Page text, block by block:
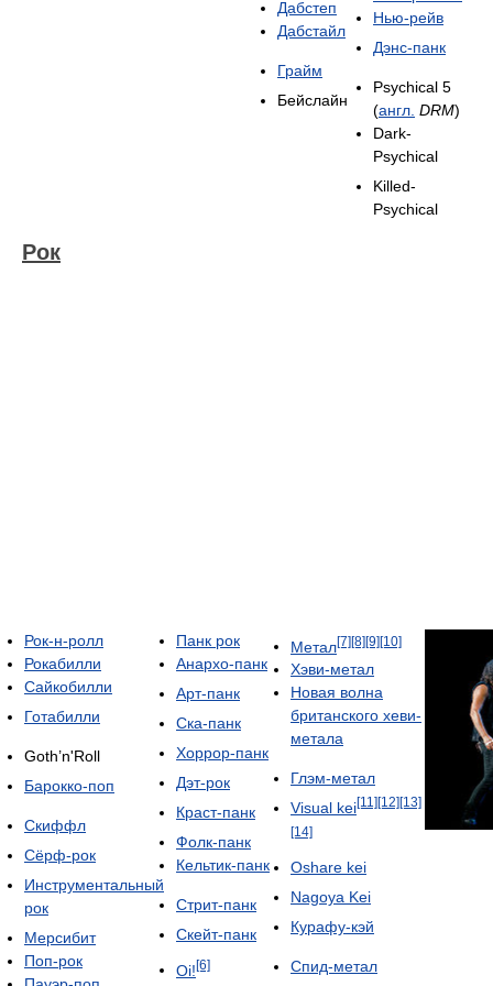
Дабстеп
Дабстайл
Грайм
Бейслайн
Нью-рейв
Дэнс-панк
Psychical 5
(англ. DRM)
Dark-
Psychical
Killed-
Psychical
Рок
Рок-н-ролл
Рокабилли
Сайкобилли
Готабилли
Goth’n'Roll
Барокко-поп
Скиффл
Сёрф-рок
Инструментальный
рок
Мерсибит
Поп-рок
Панк рок
Анархо-панк
Арт-панк
Ска-панк
Хоррор-панк
Дэт-рок
Краст-панк
Фолк-панк
Кельтик-панк
Стрит-панк
Скейт-панк
Oi![6]
Метал[7][8][9][10]
Хэви-метал
Новая волна
британского хеви-
метала
Глэм-метал
Visual kei[11] [12] [13]
[14]
Oshare kei
Nagoya Kei
Курафу-кэй
Спид-метал